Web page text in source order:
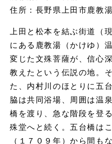
住所：長野県上田市鹿教
上田と松本を結ぶ街道（
にある鹿教湯（かけゆ）
変じた文殊菩薩が、信心
教えたという伝説の地。
た、内村川のほとりに五
脇は共同浴場、周囲は温
橋を渡り、急な階段を登
殊堂へと続く。五台橋は
（１７０９年）から間も